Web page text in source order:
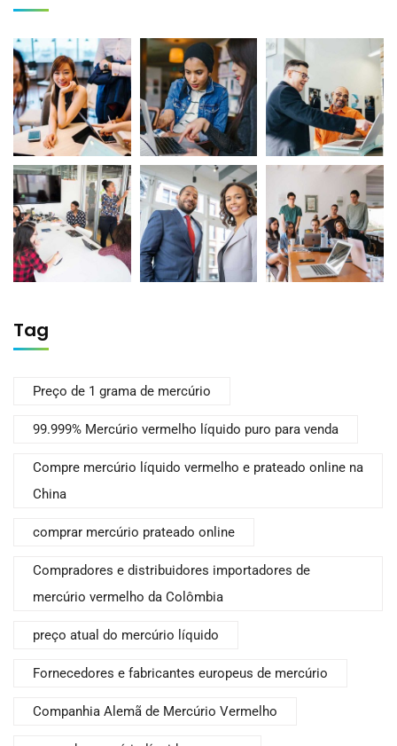
Tag
Preço de 1 grama de mercúrio
99.999% Mercúrio vermelho líquido puro para venda
Compre mercúrio líquido vermelho e prateado online na
China
comprar mercúrio prateado online
Compradores e distribuidores importadores de
mercúrio vermelho da Colômbia
preço atual do mercúrio líquido
Fornecedores e fabricantes europeus de mercúrio
Companhia Alemã de Mercúrio Vermelho